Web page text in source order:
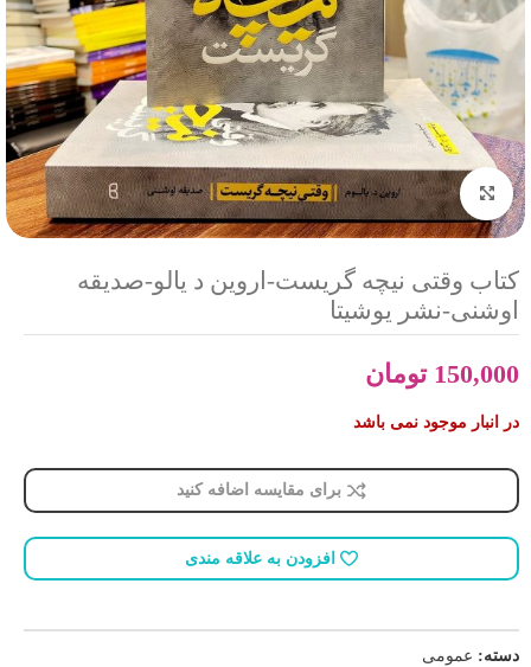
بزرگنمایی تصویر
کتاب وقتی نیچه گریست-اروین د یالو-صدیقه
اوشنی-نشر یوشیتا
150,000 تومان
در انبار موجود نمی باشد
برای مقایسه اضافه کنید
افزودن به علاقه مندی
دسته: عمومی